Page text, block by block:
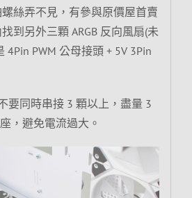
絲弄不見，有參與原價屋首賣
到另外三顆 ARGB 反向風扇(未
4Pin PWM 公母接頭 + 5V 3Pin
要同時串接 3 顆以上，盡量 3
，避免電流過大。